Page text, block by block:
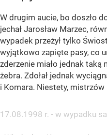
W drugim aucie, bo doszło
jechał Jarosław Marzec,
wypadek przeżył tylko
wyjątkowo zapięte pasy, co
zderzenie miało jednak taką
żebra. Zdołał jednak
i Komara. Niestety, mistrzów
17.08.1998 r. - w wypadku